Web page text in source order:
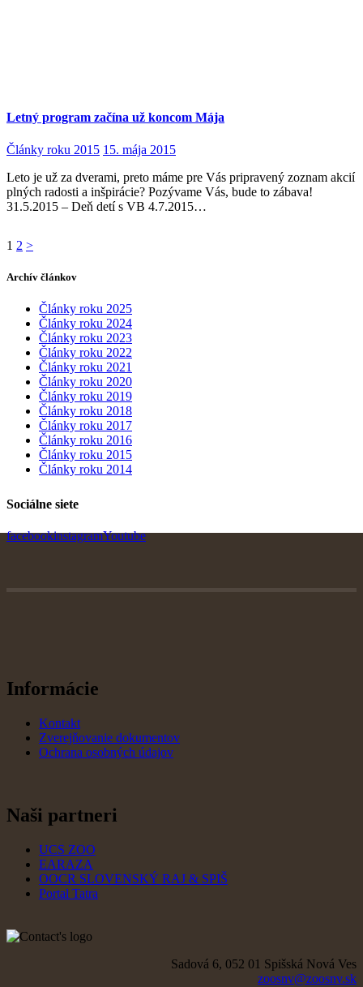
Letný program začína už koncom Mája
Články roku 2015 15. mája 2015
Leto je už za dverami, preto máme pre Vás pripravený zoznam akcií
plných radosti a inšpirácie? Pozývame Vás, bude to zábava!
31.5.2015 – Deň detí s VB 4.7.2015…
Stránkovanie
príspevkov
Page
1 Page
2 >
Archív článkov
Články roku 2025
Články roku 2024
Články roku 2023
Články roku 2022
Články roku 2021
Články roku 2020
Články roku 2019
Články roku 2018
Články roku 2017
Články roku 2016
Články roku 2015
Články roku 2014
Sociálne siete
facebookinstagramYoutube
Informácie
Kontakt
Zverejňovanie dokumentov
Ochrana osobných údajov
Naši partneri
UCS ZOO
EARAZA
OOCR SLOVENSKÝ RAJ & SPIŠ
Portal Tatra
Sadová 6, 052 01 Spišská Nová Ves
zoosnv@zoosnv.sk